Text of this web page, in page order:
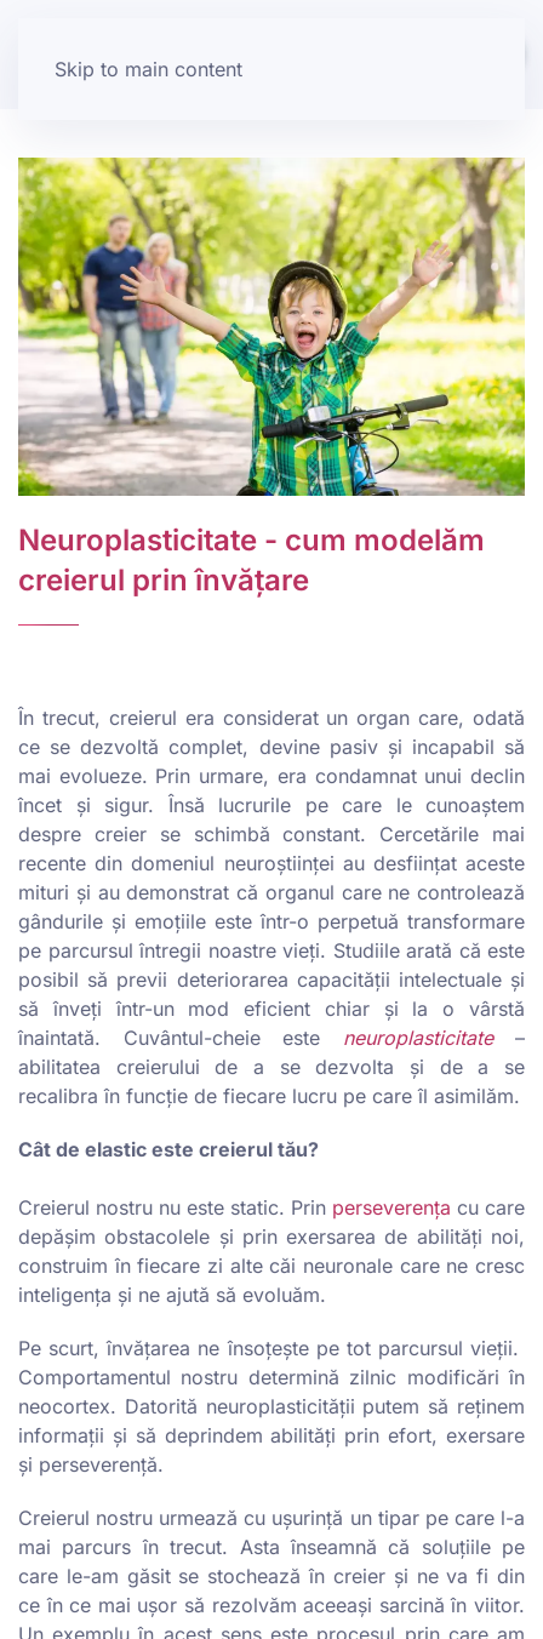
Skip to main content
Neuroplasticitate - cum modelăm
creierul prin învățare
În trecut, creierul era considerat un organ care, odată
ce se dezvoltă complet, devine pasiv și incapabil să
mai evolueze. Prin urmare, era condamnat unui declin
încet și sigur. Însă lucrurile pe care le cunoaștem
despre creier se schimbă constant. Cercetările mai
recente din domeniul neuroștiinței au desființat aceste
mituri și au demonstrat că organul care ne controlează
gândurile și emoțiile este într-o perpetuă transformare
pe parcursul întregii noastre vieți. Studiile arată că este
posibil să previi deteriorarea capacității intelectuale și
să înveți într-un mod eficient chiar și la o vârstă
înaintată. Cuvântul-cheie este neuroplasticitate–
abilitatea creierului de a se dezvolta și de a se
recalibra în funcție de fiecare lucru pe care îl asimilăm.
Cât de elastic este creierul tău?
Creierul nostru nu este static. Prin perseverența cu care
depășim obstacolele și prin exersarea de abilități noi,
construim în fiecare zi alte căi neuronale care ne cresc
inteligența și ne ajută să evoluăm.
Pe scurt, învățarea ne însoțește pe tot parcursul vieții.
Comportamentul nostru determină zilnic modificări în
neocortex. Datorită neuroplasticității putem să reținem
informații și să deprindem abilități prin efort, exersare
și perseverență.
Creierul nostru urmează cu ușurință un tipar pe care l-a
mai parcurs în trecut. Asta înseamnă că soluțiile pe
care le-am găsit se stochează în creier și ne va fi din
ce în ce mai ușor să rezolvăm aceeași sarcină în viitor.
Un exemplu în acest sens este procesul prin care am